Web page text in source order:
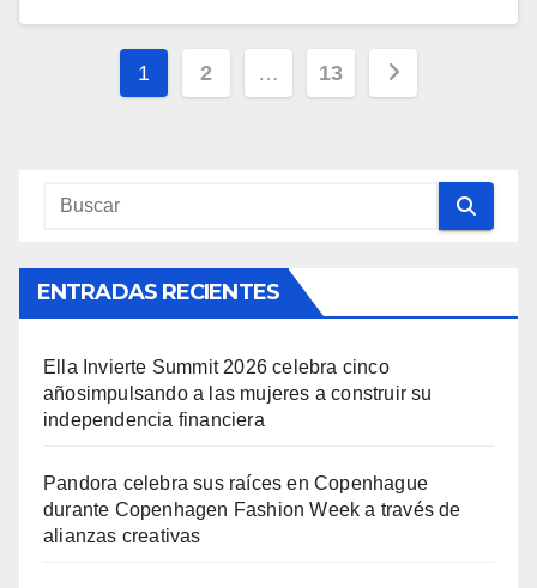
Navegación
1 2 … 13
ENTRADAS RECIENTES
Ella Invierte Summit 2026 celebra cinco
añosimpulsando a las mujeres a construir su
independencia financiera
Pandora celebra sus raíces en Copenhague
durante Copenhagen Fashion Week a través de
alianzas creativas